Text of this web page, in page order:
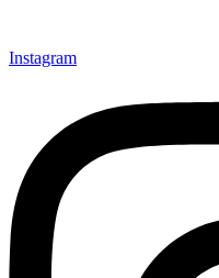
Instagram